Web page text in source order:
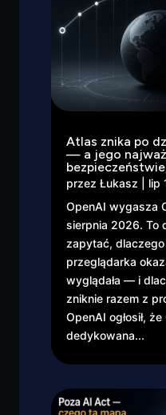
Atlas znika po
— a jego
przez Łukasz lip
OpenAI wygasza
sierpnia 2026. To
zapytać,
przeglądarka
wyglądała — i
zniknie razem z
OpenAI ogłosił,
dedykowana...